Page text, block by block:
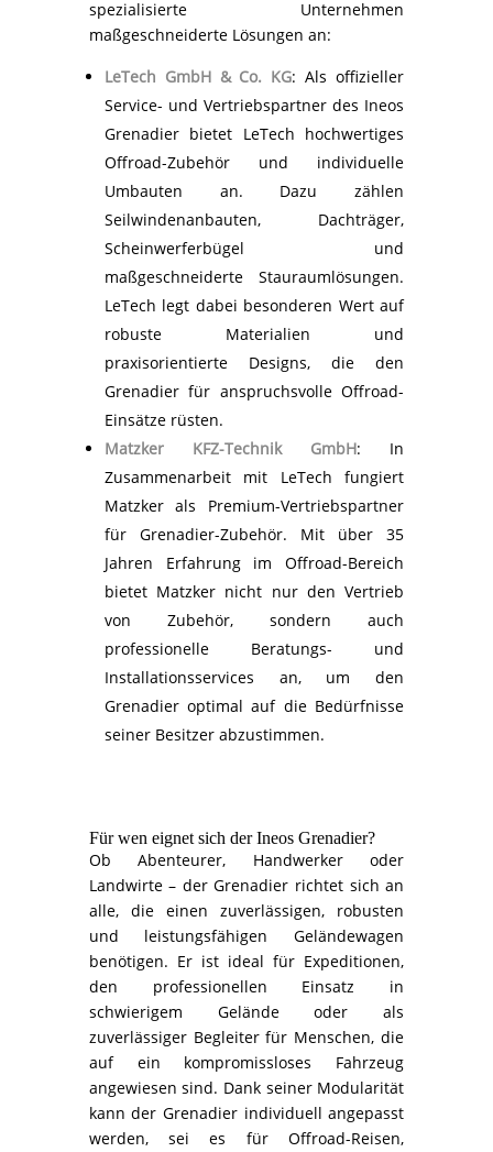
spezialisierte Unternehmen
maßgeschneiderte Lösungen an:
LeTech GmbH & Co. KG: Als offizieller
Service- und Vertriebspartner des Ineos
Grenadier bietet LeTech hochwertiges
Offroad-Zubehör und individuelle
Umbauten an. Dazu zählen
Seilwindenanbauten, Dachträger,
Scheinwerferbügel und
maßgeschneiderte Stauraumlösungen.
LeTech legt dabei besonderen Wert auf
robuste Materialien und
praxisorientierte Designs, die den
Grenadier für anspruchsvolle Offroad-
Einsätze rüsten.
Matzker KFZ-Technik GmbH: In
Zusammenarbeit mit LeTech fungiert
Matzker als Premium-Vertriebspartner
für Grenadier-Zubehör. Mit über 35
Jahren Erfahrung im Offroad-Bereich
bietet Matzker nicht nur den Vertrieb
von Zubehör, sondern auch
professionelle Beratungs- und
Installationsservices an, um den
Grenadier optimal auf die Bedürfnisse
seiner Besitzer abzustimmen.
Für wen eignet sich der Ineos Grenadier?
Ob Abenteurer, Handwerker oder
Landwirte – der Grenadier richtet sich an
alle, die einen zuverlässigen, robusten
und leistungsfähigen Geländewagen
benötigen. Er ist ideal für Expeditionen,
den professionellen Einsatz in
schwierigem Gelände oder als
zuverlässiger Begleiter für Menschen, die
auf ein kompromissloses Fahrzeug
angewiesen sind. Dank seiner Modularität
kann der Grenadier individuell angepasst
werden, sei es für Offroad-Reisen,